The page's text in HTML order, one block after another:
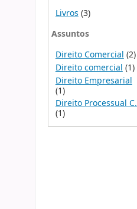
Livros (3)
Assuntos
Direito Comercial (2)
Direito comercial (1)
Direito Empresarial
(1)
Direito Processual
(1)